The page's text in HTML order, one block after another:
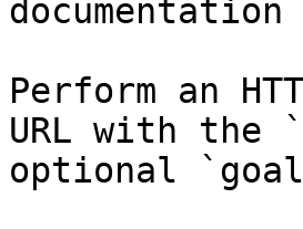
Perform an
URL with the
optional